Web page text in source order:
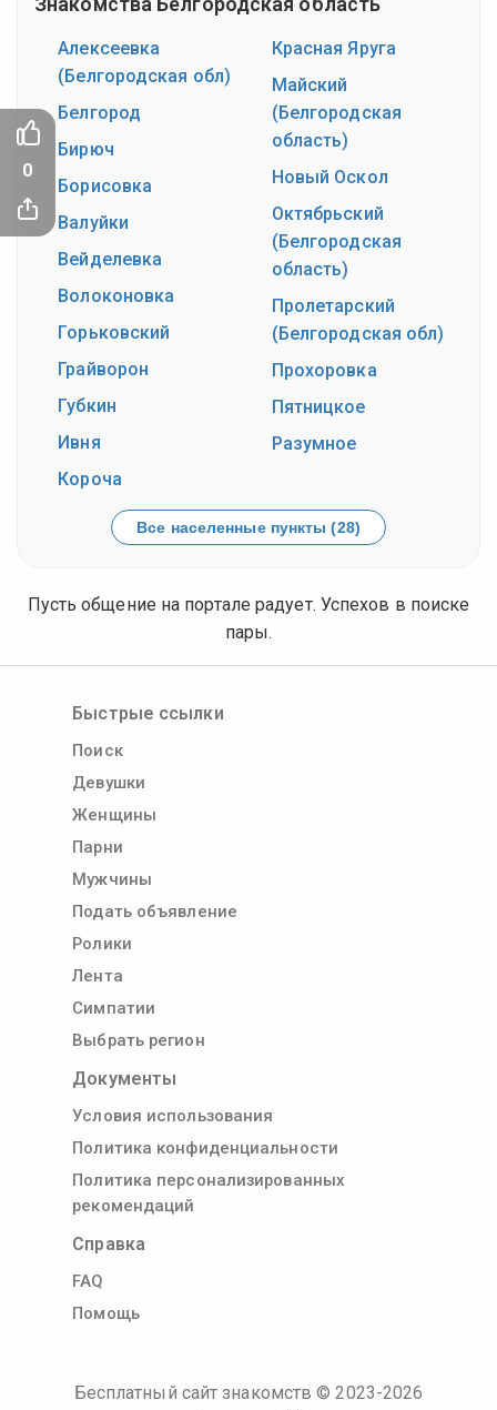
Алексеевка
(Белгородская обл)
Белгород
Бирюч
Борисовка
Валуйки
Вейделевка
Волоконовка
Горьковский
Грайворон
Губкин
Ивня
Короча
Красная Яруга
Майский
(Белгородская
область)
Новый Оскол
Октябрьский
(Белгородская
область)
Пролетарский
(Белгородская обл)
Прохоровка
Пятницкое
Разумное
Все населенные пункты (28)
Пусть общение на портале радует. Успехов в поиске
пары.
Быстрые ссылки
Поиск
Девушки
Женщины
Парни
Мужчины
Подать объявление
Ролики
Лента
Симпатии
Выбрать регион
Документы
Условия использования
Политика конфиденциальности
Политика персонализированных
рекомендаций
Справка
FAQ
Помощь
Бесплатный сайт знакомств © 2023-2026
0